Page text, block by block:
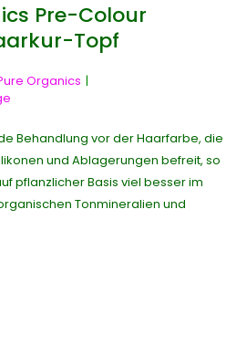
Pre-Colour
Topf
Organics
Behandlung vor der Haarfarbe, die
und Ablagerungen befreit, so
pflanzlicher Basis viel besser im
Tonmineralien und